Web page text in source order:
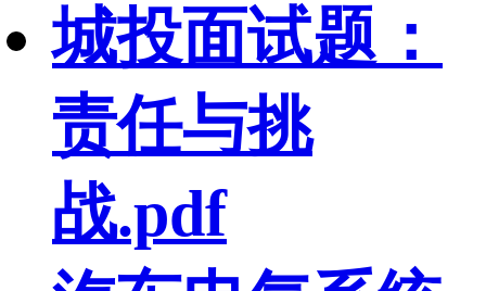
城投面试题：
责任与挑
战.pdf